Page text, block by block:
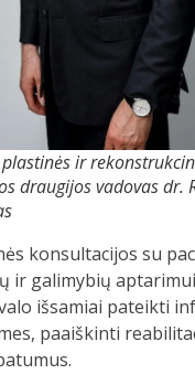
ir
draugijos vadovas dr.
konsultacijos su
ir galimybių
išsamiai pateikti
paaiškinti